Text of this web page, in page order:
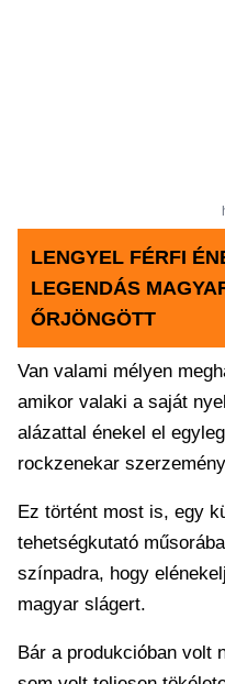
LENGYEL FÉRFI
LEGENDÁS
ŐRJÖNGÖTT
Van valami mélyen
amikor valaki a saját
alázattal énekel el
rockzenekar
Ez történt most is, egy
tehetségkutató
színpadra, hogy
magyar slágert.
Bár a produkcióban volt